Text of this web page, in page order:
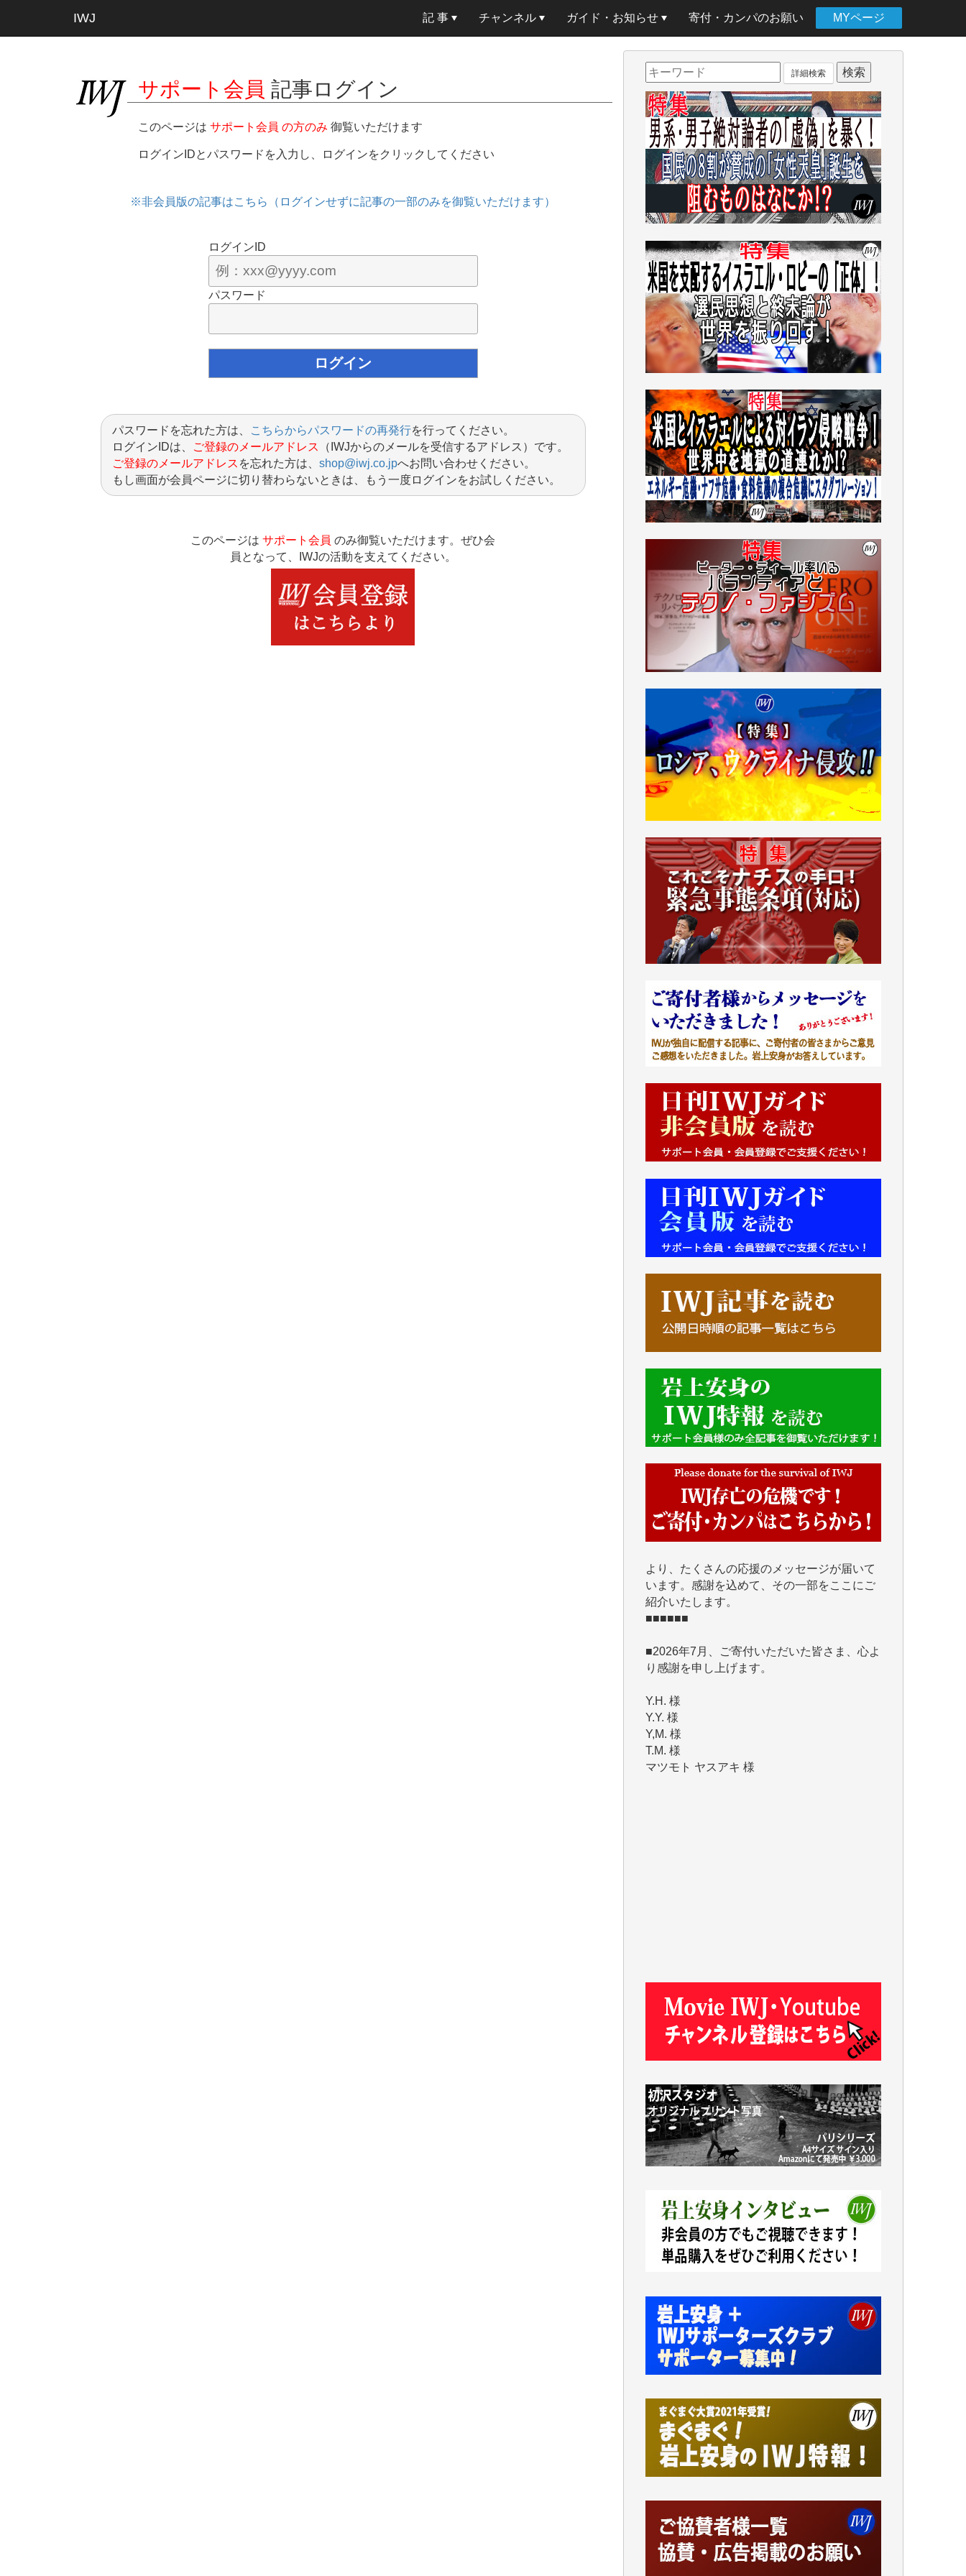
IWJ 記 事 チャンネル ガイド・お知らせ 寄付・カンパのお願い MYページ
サポート会員 記事ログイン
このページは サポート会員 の方のみ 御覧いただけます
ログインIDとパスワードを入力し、ログインをクリックしてください
※非会員版の記事はこちら（ログインせずに記事の一部のみを御覧いただけます）
ログインID
パスワード
パスワードを忘れた方は、 こちらからパスワードの再発行を行ってください。
ログインIDは、
ご登録のメールアドレス （IWJからのメールを受信するアドレス）です。
ご登録のメールアドレス を忘れた方は、 shop@iwj.co.jpへお問い合わせください。
もし画面が会員ページに切り替わらないときは、もう一度ログインをお試しください。
このページは サポート会員 のみ御覧いただけます。ぜひ会
員となって、IWJの活動を支えてください。
詳細検索
■■■■■■
IWJには、ご寄付・カンパをいただいた方々
紹介いたします。
■■■■■■
■2026年7月、ご寄付いただいた皆さま、心よ
Y.H. 様
Y,M. 様
T.M. 様
マツモト ヤスアキ 様
マシオン 恵美香 様
岩井 祐子 様
T.K. 様
ASAKO TAKAESU 様
マシオン恵美香 様
平野智生 様
徳山匡 様
金 盛起 様
塩川 晃平 様
松本益美 様
井出 隆太 様
及川昭男 様
藤田英之 様
藤岡比左志 様
井出 隆太 様
小池説夫 様
アオキカナメ 様
諸般の事情によりIWJ会費払えず今は非会員
です。市民側に立つ講演会にIWJのカメラマ
ンをよく拝見しております。コンテンツが失
われるのはあまりにもったいない。少しでも
お役立てください。（H.O.様）
今日、僅かですがカンパしました。（T.M.
様）
今日、僅かですがカンパしました。IWJの危
機を乗り切るには到底及ばない額ですが病気
パです。
かねてよりIWJが発してきた膨大な取材記事
や解説記事、そして各界の方々とのインタビ
ューは大袈裟ではなく、極めて重要な知的財
産だと思っています。